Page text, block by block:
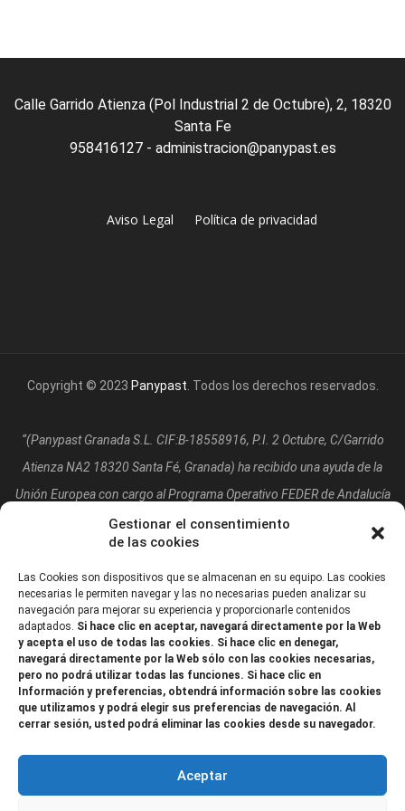
Gestionar el consentimiento
de las cookies
Las Cookies son dispositivos que se almacenan en su equipo. Las cookies
necesarias le permiten navegar y las no necesarias pueden analizar su
navegación para mejorar su experiencia y proporcionarle contenidos
adaptados. Si hace clic en aceptar, navegará directamente por la Web
y acepta el uso de todas las cookies. Si hace clic en denegar,
navegará directamente por la Web sólo con las cookies necesarias,
pero no podrá utilizar todas las funciones. Si hace clic en
Información y preferencias, obtendrá información sobre las cookies
que utilizamos y podrá elegir sus preferencias de navegación. Al
cerrar sesión, usted podrá eliminar las cookies desde su navegador.
Aceptar
Calle Garrido Atienza (Pol Industrial 2 de Octubre), 2, 18320
Santa Fe
958416127 - administracion@panypast.es
Aviso Legal Política de privacidad
Copyright © 2023 Panypast . Todos los derechos reservados.
“(Panypast Granada S.L. CIF:B-18558916, P.I. 2 Octubre, C/Garrido
Atienza NA2 18320 Santa Fé, Granada) ha recibido una ayuda de la
Unión Europea con cargo al Programa Operativo FEDER de Andalucía
2014-2020, financiada como parte de la respuesta de la Unión a la
pandemia de COVID-19 (REACT-UE), para compensar el sobrecoste
energético de gas natural y/o electricidad a pymes y autónomos
especialmente afectados por el incremento de los precios del gas
natural y la electricidad provocados por el impacto de la guerra de
agresión de Rusia contra Ucrania.”